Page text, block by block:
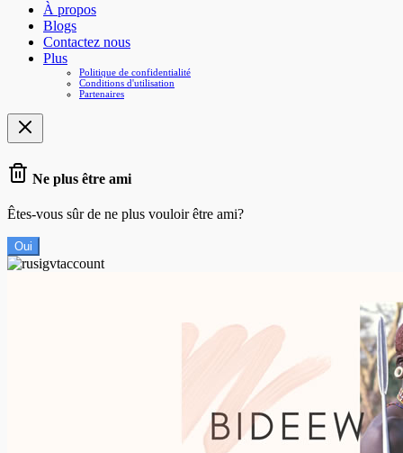
À propos
Blogs
Contactez nous
Plus
Politique de confidentialité
Conditions d'utilisation
Partenaires
Ne plus être ami
Êtes-vous sûr de ne plus vouloir être ami?
Oui